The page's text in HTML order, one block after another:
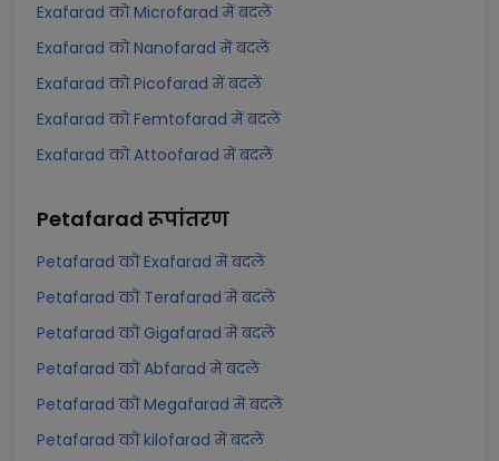
Exafarad को Microfarad में बदलें
Exafarad को Nanofarad में बदलें
Exafarad को Picofarad में बदलें
Exafarad को Femtofarad में बदलें
Exafarad को Attoofarad में बदलें
Petafarad रूपांतरण
Petafarad को Exafarad में बदलें
Petafarad को Terafarad में बदलें
Petafarad को Gigafarad में बदलें
Petafarad को Abfarad में बदलें
Petafarad को Megafarad में बदलें
Petafarad को kilofarad में बदलें